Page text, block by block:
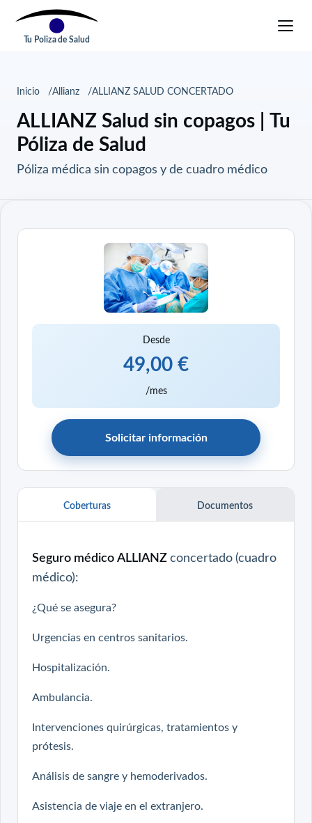
Tu Poliza de Salud
Inicio Allianz ALLIANZ SALUD CONCERTADO
ALLIANZ Salud sin copagos | Tu
Póliza de Salud
Póliza médica sin copagos y de cuadro médico
Coberturas Documentos
Seguro médico ALLIANZ concertado (cuadro
médico):
¿Qué se asegura?
Urgencias en centros sanitarios.
Hospitalización.
Ambulancia.
Intervenciones quirúrgicas, tratamientos y
prótesis.
Análisis de sangre y hemoderivados.
Asistencia de viaje en el extranjero.
Desde
49,00 €
/mes
Solicitar información